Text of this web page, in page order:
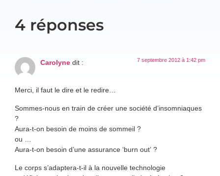
4 réponses
Carolyne dit : 7 septembre 2012 à 1:42 pm
Merci, il faut le dire et le redire…
Sommes-nous en train de créer une société d’insomniaques
?
Aura-t-on besoin de moins de sommeil ?
ou …
Aura-t-on besoin d’une assurance ‘burn out’ ?
Le corps s’adaptera-t-il à la nouvelle technologie